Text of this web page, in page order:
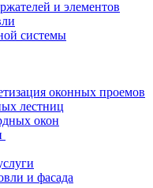
и элементов
системы
оконных проемов
лестниц
окон
и фасада